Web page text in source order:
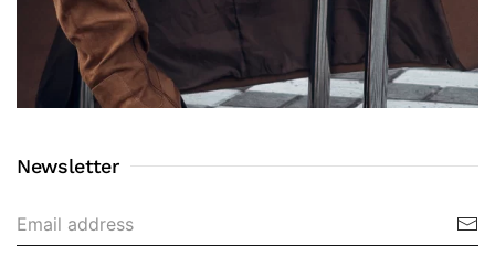
Newsletter